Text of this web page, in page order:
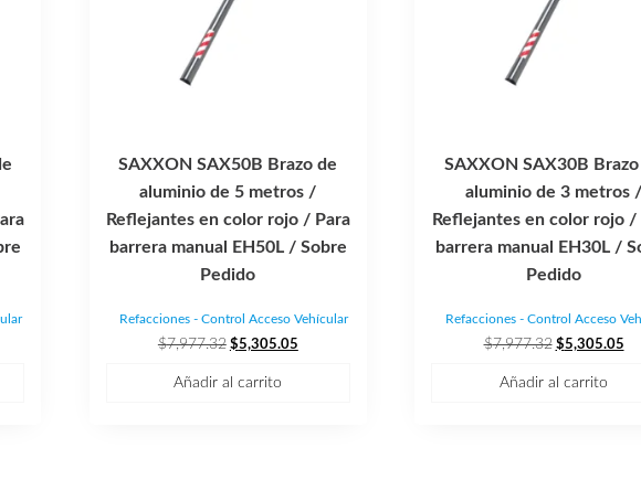
SAXXON SAX50B Brazo de
aluminio de 5 metros /
Reflejantes en color rojo / Para
barrera manual EH50L / Sobre
Pedido
Refacciones - Control Acceso Vehícular
$7,977.32 El
original
$5,305.05El
Añadir al carrito
SAXXON SAX30B Brazo
aluminio de 3 metros /
Reflejantes en color rojo /
barrera manual EH30L /
Pedido
Refacciones - Control Acceso
$7,977.32 El
original
$5,305.05El
Añadir al carrito